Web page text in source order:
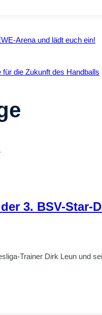
Arena und lädt euch ein!
die Zukunft des Handballs
3. BSV-Star-
Trainer Dirk Leun und